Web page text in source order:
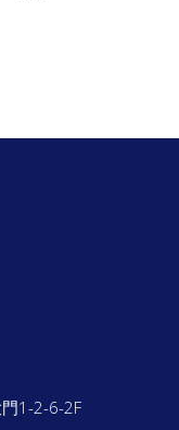
1-2-6-2F